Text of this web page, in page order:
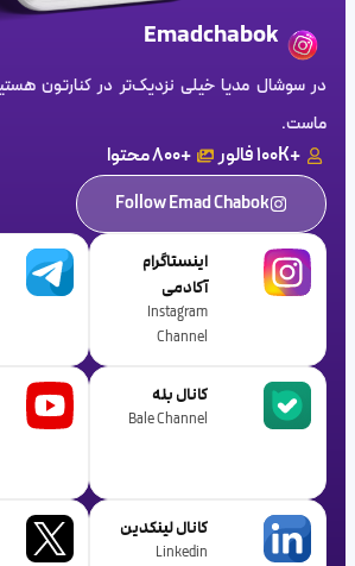
Emadchabok
در سوشال مدیا خیلی نزدیک‌تر در کنارتون
ماست.
+100K فالور +800 محتوا
Follow Emad Chabok
اینستاگرام
آکادمی
Instagram
Channel
کانال بله
‌Bale Channel
کانال لینکدین
Linkedin